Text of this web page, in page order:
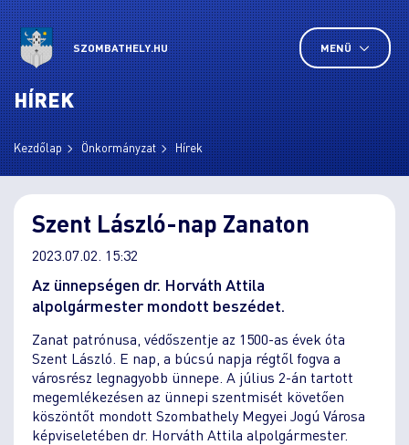
SZOMBATHELY.HU MENÜ
HÍREK
Kezdőlap Önkormányzat Hírek
Szent László-nap Zanaton
2023.07.02. 15:32
Az ünnepségen dr. Horváth Attila
alpolgármester mondott beszédet.
Zanat patrónusa, védőszentje az 1500-as évek óta
Szent László. E nap, a búcsú napja régtől fogva a
városrész legnagyobb ünnepe. A július 2-án tartott
megemlékezésen az ünnepi szentmisét követően
köszöntőt mondott Szombathely Megyei Jogú Városa
képviseletében dr. Horváth Attila alpolgármester.